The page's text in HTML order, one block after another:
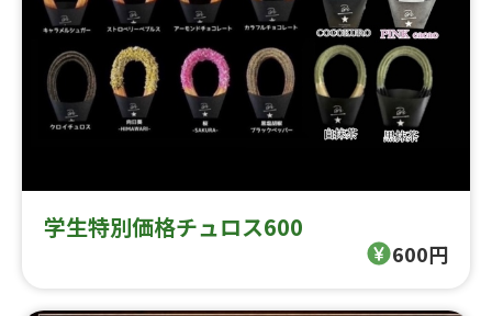
学生特別価格チュロス600
600円